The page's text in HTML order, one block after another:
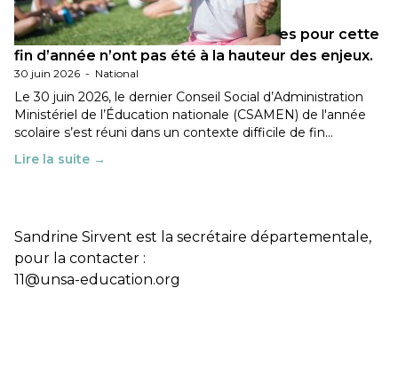
Les décisions ministérielles attendues pour cette
fin d’année n’ont pas été à la hauteur des enjeux.
30 juin 2026 - National
Le 30 juin 2026, le dernier Conseil Social d’Administration
Ministériel de l’Éducation nationale (CSAMEN) de l'année
scolaire s’est réuni dans un contexte difficile de fin…
Lire la suite →
Sandrine Sirvent est la secrétaire départementale,
pour la contacter :
11@unsa-education.org